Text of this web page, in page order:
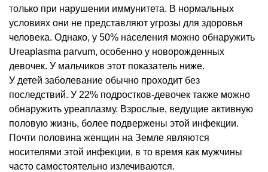
только при нарушении иммунитета. В нормальных
условиях они не представляют угрозы для здоровья
человека. Однако, у 50% населения можно обнаружить
Ureaplasma parvum, особенно у новорожденных
девочек. У мальчиков этот показатель ниже.
У детей заболевание обычно проходит без
последствий. У 22% подростков-девочек также можно
обнаружить уреаплазму. Взрослые, ведущие активную
половую жизнь, более подвержены этой инфекции.
Почти половина женщин на Земле являются
носителями этой инфекции, в то время как мужчины
часто самостоятельно излечиваются.